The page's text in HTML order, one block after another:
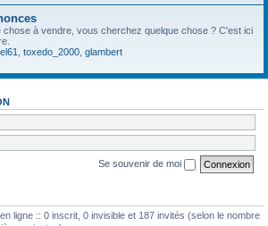
chose à vendre, vous cherchez quelque chose ? C'est ici
toxedo_2000 glambert
Se souvenir de moi
ligne :: 0 inscrit, 0 invisible et 187 invités (selon le nombre